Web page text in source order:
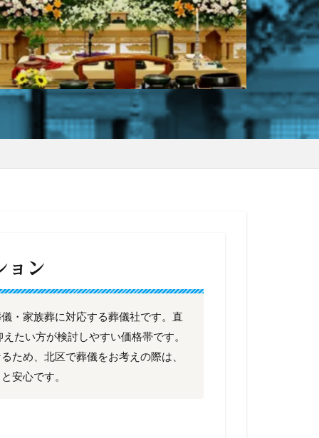
ョン
・家族葬に対応する葬儀社です。直
たい方が検討しやすい価格帯です。
ため、北区で葬儀をお考えの際は、
安心です。